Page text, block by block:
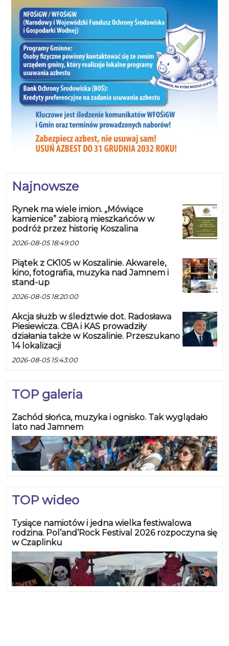
Najnowsze
Rynek ma wiele imion. „Mówiące
kamienice” zabiorą mieszkańców w
podróż przez historię Koszalina
2026-08-05 18:49:00
Piątek z CK105 w Koszalinie. Akwarele,
kino, fotografia, muzyka nad Jamnem i
stand-up
2026-08-05 18:20:00
Akcja służb w śledztwie dot. Radosława
Piesiewicza. CBA i KAS prowadziły
działania także w Koszalinie. Przeszukano
14 lokalizacji
2026-08-05 15:43:00
TOP galeria
Zachód słońca, muzyka i ognisko. Tak wyglądało
lato nad Jamnem
TOP wideo
Tysiące namiotów i jedna wielka festiwalowa
rodzina. Pol’and’Rock Festival 2026 rozpoczyna się
w Czaplinku